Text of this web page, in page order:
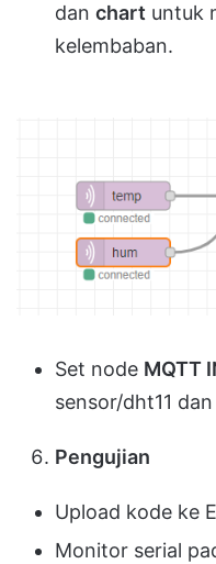
dan chart untuk
kelembaban.
Set node MQTT
sensor/dht11
Pengujian
Upload kode ke
Monitor serial